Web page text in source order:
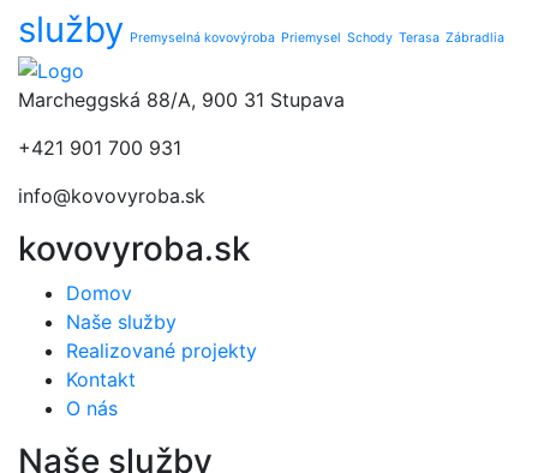
služby Premyselná kovovýroba Priemysel Schody Terasa Zábradlia
Marcheggská 88/A, 900 31 Stupava
+421 901 700 931
info@kovovyroba.sk
kovovyroba.sk
Domov
Naše služby
Realizované projekty
Kontakt
O nás
Naše služby